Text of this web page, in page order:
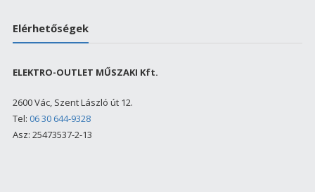
was:
240000 Ft.
Elérhetőségek
ELEKTRO-OUTLET MŰSZAKI Kft.
2600 Vác, Szent László út 12.
Tel: 06 30 644-9328
Asz: 25473537-2-13